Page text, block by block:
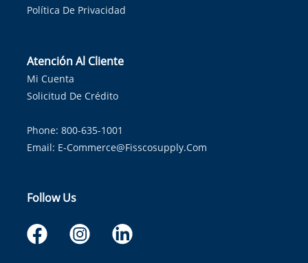
Política De Privacidad
Atención Al Cliente
Mi Cuenta
Solicitud De Crédito
Phone: 800-635-1001
Email: E-Commerce@fisscosupply.com
Follow Us